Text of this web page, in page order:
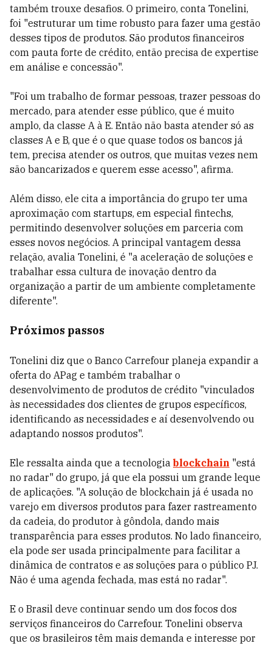
também trouxe desafios. O primeiro, conta Tonelini,
foi "estruturar um time robusto para fazer uma gestão
desses tipos de produtos. São produtos financeiros
com pauta forte de crédito, então precisa de expertise
em análise e concessão".
"Foi um trabalho de formar pessoas, trazer pessoas do
mercado, para atender esse público, que é muito
amplo, da classe A à E. Então não basta atender só as
classes A e B, que é o que quase todos os bancos já
tem, precisa atender os outros, que muitas vezes nem
são bancarizados e querem esse acesso", afirma.
Além disso, ele cita a importância do grupo ter uma
aproximação com startups, em especial fintechs,
permitindo desenvolver soluções em parceria com
esses novos negócios. A principal vantagem dessa
relação, avalia Tonelini, é "a aceleração de soluções e
trabalhar essa cultura de inovação dentro da
organização a partir de um ambiente completamente
diferente".
Próximos passos
Tonelini diz que o Banco Carrefour planeja expandir a
oferta do APag e também trabalhar o
desenvolvimento de produtos de crédito "vinculados
às necessidades dos clientes de grupos específicos,
identificando as necessidades e aí desenvolvendo ou
adaptando nossos produtos".
Ele ressalta ainda que a tecnologia blockchain "está
no radar" do grupo, já que ela possui um grande leque
de aplicações. "A solução de blockchain já é usada no
varejo em diversos produtos para fazer rastreamento
da cadeia, do produtor à gôndola, dando mais
transparência para esses produtos. No lado financeiro,
ela pode ser usada principalmente para facilitar a
dinâmica de contratos e as soluções para o público PJ.
Não é uma agenda fechada, mas está no radar".
E o Brasil deve continuar sendo um dos focos dos
serviços financeiros do Carrefour. Tonelini observa
que os brasileiros têm mais demanda e interesse por